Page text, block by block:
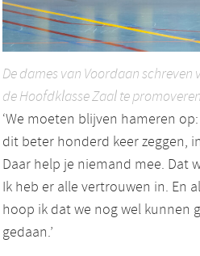
De dames van Voordaan
de Hoofdklasse Zaal te
‘We moeten blijven hameren
dit beter honderd keer zeggen,
Daar help je niemand mee. Dat
Ik heb er alle vertrouwen in. En
hoop ik dat we nog wel kunnen
gedaan.’